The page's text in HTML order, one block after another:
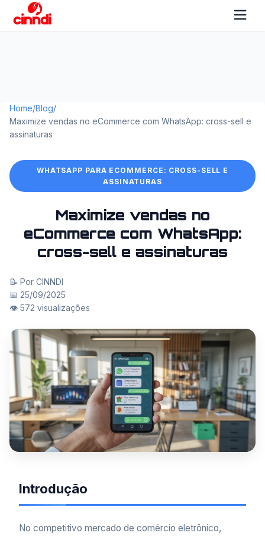
Home/Blog/
Maximize vendas no eCommerce com WhatsApp: cross-sell e
assinaturas
WHATSAPP PARA ECOMMERCE: CROSS-SELL E
ASSINATURAS
Maximize vendas no
eCommerce com WhatsApp:
cross-sell e assinaturas
📝 Por CINNDI
📅 25/09/2025
👁️ 572 visualizações
Introdução
No competitivo mercado de comércio eletrônico,